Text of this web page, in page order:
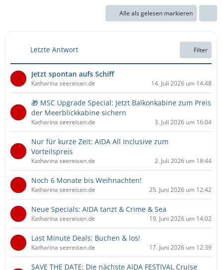
Alle als gelesen markieren
Letzte Antwort Filter
Jetzt spontan aufs Schiff
Katharina seereisen.de 14. Juli 2026 um 14:48
🎁 MSC Upgrade Special: Jetzt Balkonkabine zum Preis
der Meerblickkabine sichern
Katharina seereisen.de 3. Juli 2026 um 16:04
Nur für kurze Zeit: AIDA All Inclusive zum
Vorteilspreis
Katharina seereisen.de 2. Juli 2026 um 18:44
Noch 6 Monate bis Weihnachten!
Katharina seereisen.de 25. Juni 2026 um 12:42
Neue Specials: AIDA tanzt & Crime & Sea
Katharina seereisen.de 19. Juni 2026 um 14:02
Last Minute Deals: Buchen & los!
Katharina seereisen.de 17. Juni 2026 um 12:39
SAVE THE DATE: Die nächste AIDA FESTIVAL Cruise